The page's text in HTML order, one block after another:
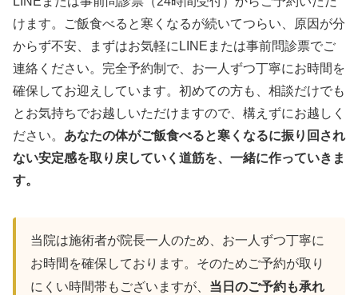
けます。ご飯食べると寒くなるが続いてつらい、原因が分
からず不安、まずはお気軽にLINEまたは事前問診票でご
連絡ください。完全予約制で、お一人ずつ丁寧にお時間を
確保してお迎えしています。初めての方も、相談だけでも
とお気持ちでお越しいただけますので、構えずにお越しく
ださい。 あなたの体がご飯食べると寒くなるに振り回され
ない安定感を取り戻していく道筋を、一緒に作っていきま
す。
当院は施術者が院長一人のため、お一人ずつ丁寧に
お時間を確保しております。そのためご予約が取り
にくい時間帯もございますが、 当日のご予約も承れ